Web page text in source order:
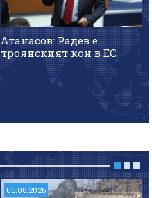
Атанасов: Радев е
троянският кон в ЕС
06.08.2026